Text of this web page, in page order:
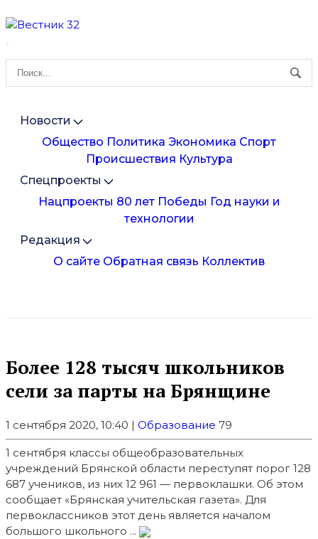
Новости
Общество Политика Экономика Спорт
Происшествия Культура
Спецпроекты
Нацпроекты 80 лет Победы Год науки и
технологии
Редакция
О сайте Обратная связь Коллектив
Более 128 тысяч школьников
сели за парты на Брянщине
1 сентября 2020, 10:40 | Образование 79
1 сентября классы общеобразовательных
учреждений Брянской области переступят порог 128
687 учеников, из них 12 961 — первоклашки. Об этом
сообщает «Брянская учительская газета». Для
первоклассников этот день является началом
большого школьного ...